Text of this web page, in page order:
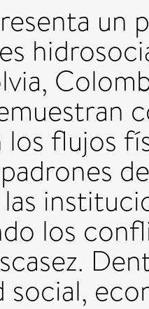
un
flujos
los
social,